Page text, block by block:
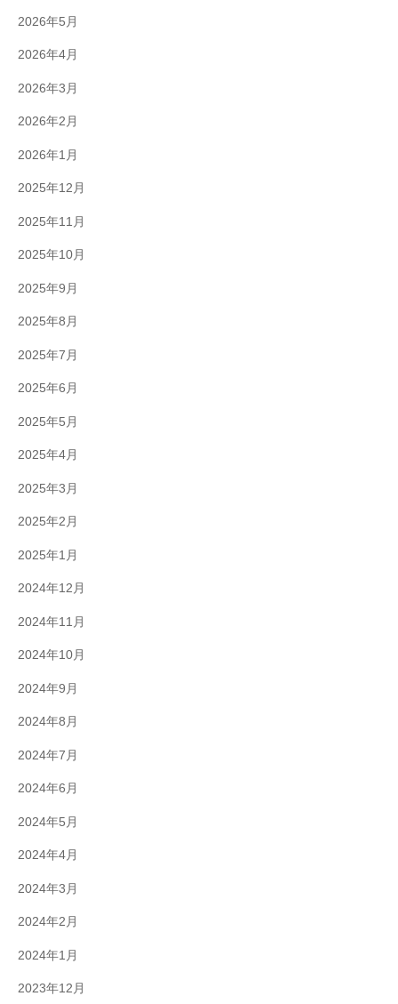
2026年5月
2026年4月
2026年3月
2026年2月
2026年1月
2025年12月
2025年11月
2025年10月
2025年9月
2025年8月
2025年7月
2025年6月
2025年5月
2025年4月
2025年3月
2025年2月
2025年1月
2024年12月
2024年11月
2024年10月
2024年9月
2024年8月
2024年7月
2024年6月
2024年5月
2024年4月
2024年3月
2024年2月
2024年1月
2023年12月